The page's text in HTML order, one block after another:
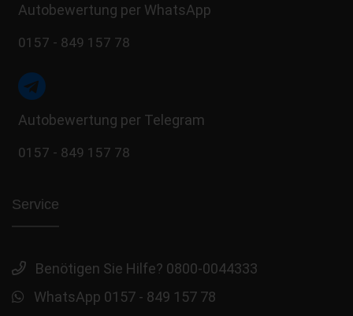
Autobewertung per WhatsApp
0157 - 849 157 78
Autobewertung per Telegram
0157 - 849 157 78
Service
Benötigen Sie Hilfe? 0800-0044333
WhatsApp 0157 - 849 157 78